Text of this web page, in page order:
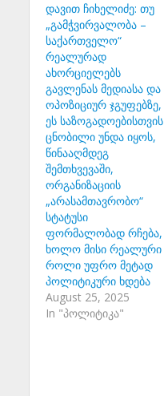
დავით ჩიხელიძე: თუ
„გამჭვირვალობა –
საქართველო“
რეალურად
ახორციელებს
გავლენას მედიასა და
ოპოზიციურ ჯგუფებზე,
ეს საზოგადოებისთვის
ცნობილი უნდა იყოს,
წინააღმდეგ
შემთხვევაში,
ორგანიზაციის
„არასამთავრობო“
სტატუსი
ფორმალობად რჩება,
ხოლო მისი რეალური
როლი უფრო მეტად
პოლიტიკური ხდება
August 25, 2025
In "პოლიტიკა"